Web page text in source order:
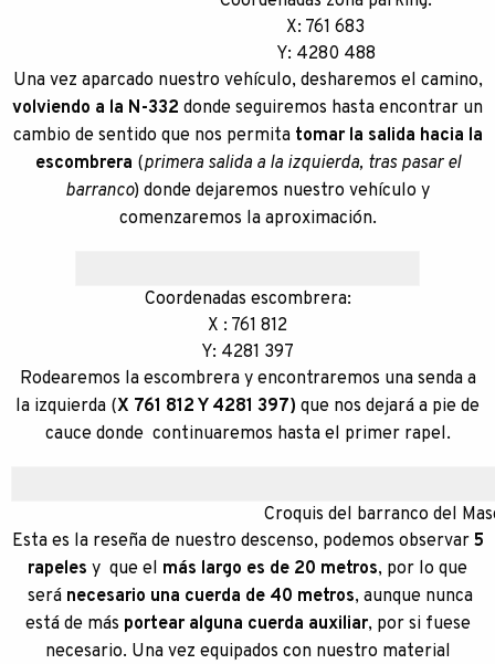
X: 761 683
Y: 4280 488
Una vez aparcado nuestro vehículo, desharemos el camino,
volviendo a la N-332 donde seguiremos hasta encontrar un
cambio de sentido que nos permita tomar la salida hacia la
escombrera (primera salida a la izquierda, tras pasar el
barranco) donde dejaremos nuestro vehículo y
comenzaremos la aproximación.
Coordenadas escombrera:
X : 761 812
Y: 4281 397
Rodearemos la escombrera y encontraremos una senda a
la izquierda (X 761 812 Y 4281 397) que nos dejará a pie de
cauce donde continuaremos hasta el primer rapel.
Croquis del barranco del
Esta es la reseña de nuestro descenso, podemos observar5
rapeles y que el más largo es de 20 metros, por lo que
será necesario una cuerda de 40 metros, aunque nunca
está de más portear alguna cuerda auxiliar, por si fuese
necesario. Una vez equipados con nuestro material